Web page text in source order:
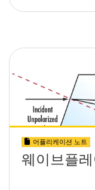
어플리케이션 노트
웨이브플